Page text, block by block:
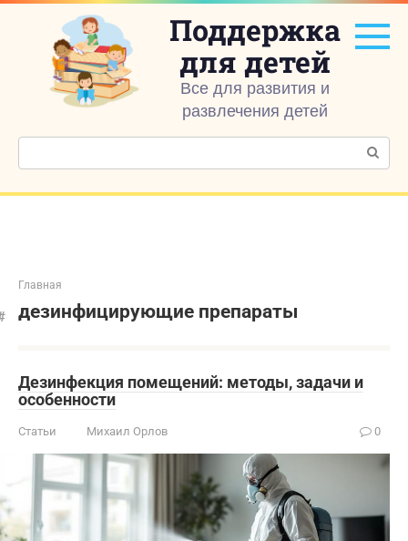
Перейти
контенту
Поддержка
для детей
Все для развития и
развлечения детей
Поиск:
Главная
дезинфицирующие препараты
Дезинфекция помещений: методы, задачи и
особенности
Статьи Михаил Орлов 0